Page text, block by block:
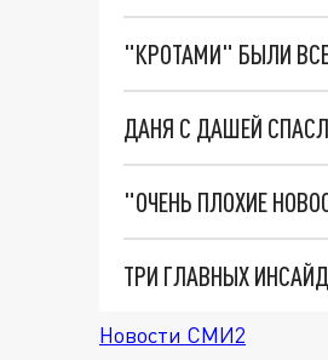
"КРОТАМИ" БЫЛИ
ДАНЯ С ДАШЕЙ
Новости СМИ2